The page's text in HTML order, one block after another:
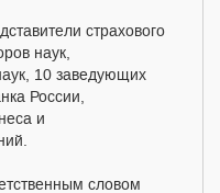
страхового
наук,
10 заведующих
России,
и
словом